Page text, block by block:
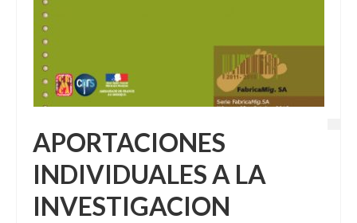
APORTACIONES
INDIVIDUALES A LA
INVESTIGACION